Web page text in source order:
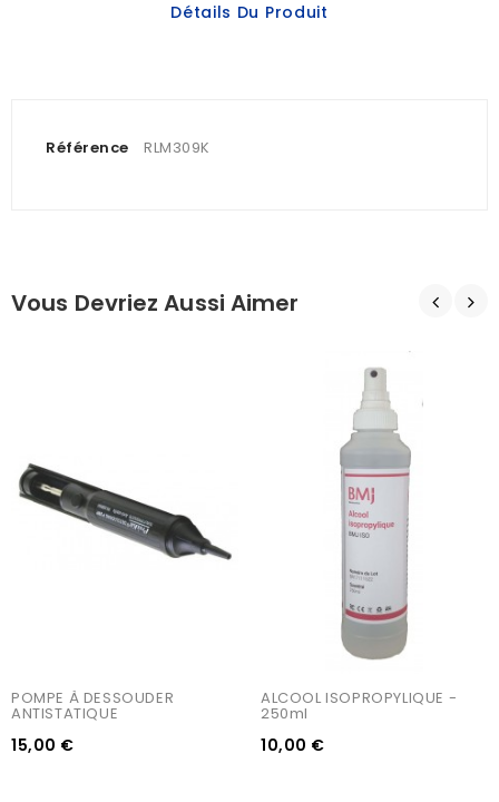
Détails Du Produit
Référence RLM309K
Vous Devriez Aussi Aimer
POMPE À DESSOUDER
ANTISTATIQUE
15,00 €
ALCOOL ISOPROPYLIQUE -
250ml
10,00 €